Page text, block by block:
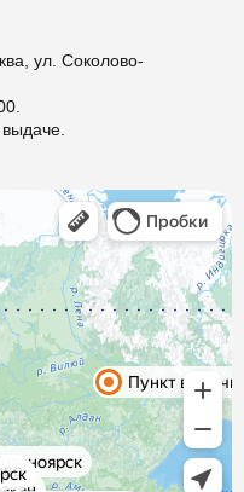
ул. Соколово-